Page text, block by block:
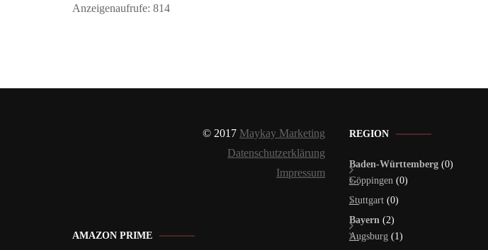
Anzeigenaufrufe: 814
© 2017 Maykay Marketing
Datenschutzerklärung
Impressum
AMAZON PRIME
REGION
Baden-Württemberg (0)
Göppingen (0)
Stuttgart (0)
Bayern (2)
Augsburg (1)